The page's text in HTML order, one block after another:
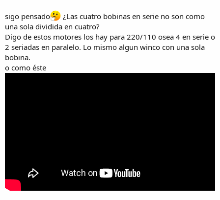
sigo pensado
¿Las cuatro bobinas en serie no son como
una sola dividida en cuatro?
Digo de estos motores los hay para 220/110 osea 4 en serie o
2 seriadas en paralelo. Lo mismo algun winco con una sola
bobina.
o como éste